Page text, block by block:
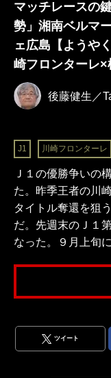
マッチレースの
勢」湘南ベルマ
ェ広島【ようや
崎フロンターレ
後藤健生／
J1 川崎フロンターレ
Ｊ１の優勝争いの
た。昨季王者の川
タイトル奪還を狙
だ。先週末のＪ１
なった。９月上旬
ツイート